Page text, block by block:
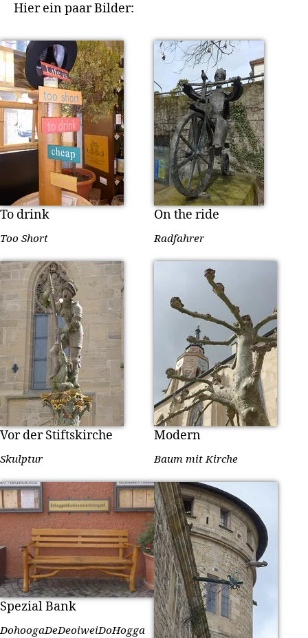
Hier ein paar Bilder:
To drink
Too Short
On the ride
Radfahrer
Vor der Stiftskirche
Skulptur
Modern
Baum mit Kirche
Spezial Bank
DohoogaDeDeoiweiDoHogga